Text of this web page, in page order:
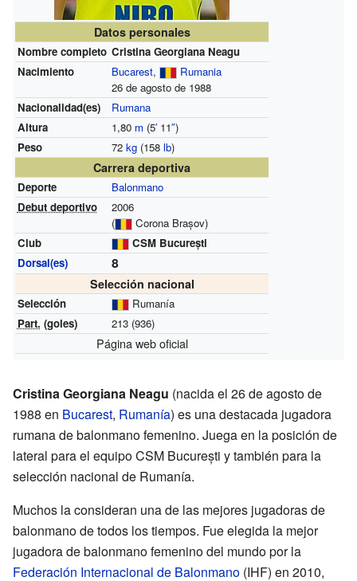
Datos personales
Nombre completo Cristina Georgiana Neagu
Nacimiento
Bucarest,
Rumania
26 de agosto de 1988
Nacionalidad(es)
Rumana
Altura
1,80 m (5′11″)
Peso
72 kg(158 lb)
Carrera deportiva
Deporte
Balonmano
Debut deportivo
2006
(
Corona Brașov)
Club
CSM București
Dorsal(es)
8
Selección nacional
Selección
Rumanía
Part. (goles) 213 (936)
Página web oficial
Cristina Georgiana Neagu (nacida el 26 de agosto de
1988 en Bucarest, Rumanía) es una destacada jugadora
rumana de balonmano femenino. Juega en la posición de
lateral para el equipo CSM București y también para la
selección nacional de Rumanía.
Muchos la consideran una de las mejores jugadoras de
balonmano de todos los tiempos. Fue elegida la mejor
jugadora de balonmano femenino del mundo por la
Federación Internacional de Balonmano (IHF) en 2010,